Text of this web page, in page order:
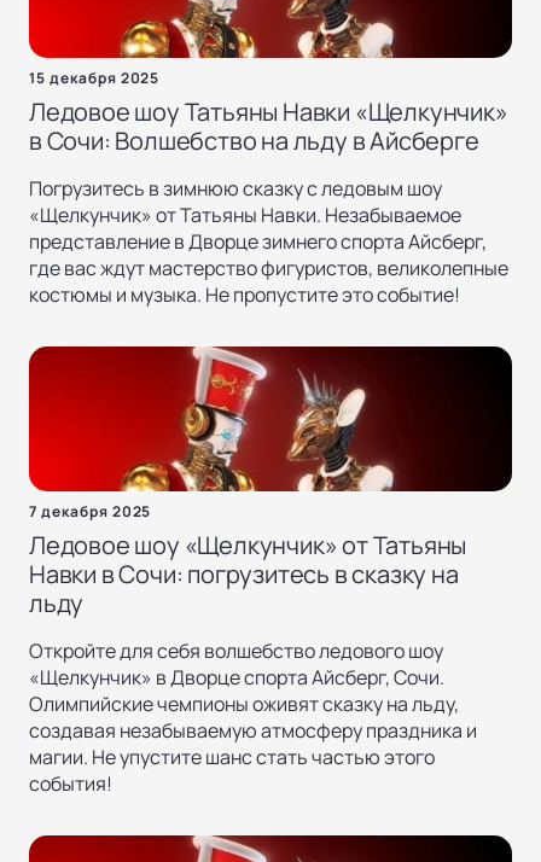
15 декабря 2025
Ледовое шоу Татьяны Навки «Щелкунчик»
в Сочи: Волшебство на льду в Айсберге
Погрузитесь в зимнюю сказку с ледовым шоу
«Щелкунчик» от Татьяны Навки. Незабываемое
представление в Дворце зимнего спорта Айсберг,
где вас ждут мастерство фигуристов, великолепные
костюмы и музыка. Не пропустите это событие!
7 декабря 2025
Ледовое шоу «Щелкунчик» от Татьяны
Навки в Сочи: погрузитесь в сказку на
льду
Откройте для себя волшебство ледового шоу
«Щелкунчик» в Дворце спорта Айсберг, Сочи.
Олимпийские чемпионы оживят сказку на льду,
создавая незабываемую атмосферу праздника и
магии. Не упустите шанс стать частью этого
события!